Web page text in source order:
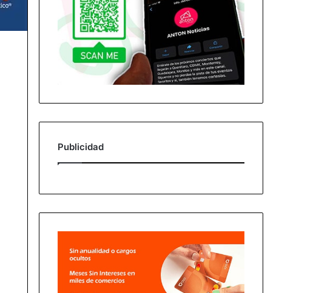
Publicidad